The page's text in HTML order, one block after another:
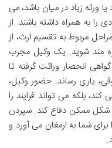
ورثه زیاد در میان باشد، می
را به همراه داشته باشند. از
مربوط به تقسیم ارث، از
مند شوید. یک وکیل مجرب
انحصار وراثت گرفته تا
یاری رساند. حضور وکیل،
بلکه می تواند فرایند را
شکل ممکن دفاع کند. سپردن
شما به ارمغان می آورد و